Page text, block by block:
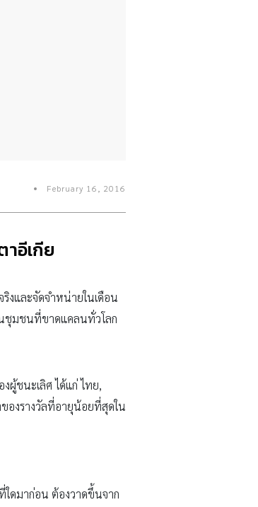
February 16, 2016
อีเกีย
งและจัดจำหน่ายในเดือน
นชุมชนที่ขาดแคลนทั่วโลก
ผู้ชนะเลิศ ได้แก่ ไทย,
องรางวัลที่อายุน้อยที่สุดใน
ใดมาก่อน ต้องวาดขึ้นจาก